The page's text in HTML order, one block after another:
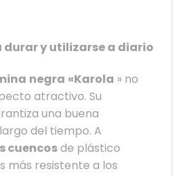
durar y utilizarse a diario
negra «Karola » no
atractivo. Su
una buena
del tiempo. A
cuencosde plástico
más resistente a los